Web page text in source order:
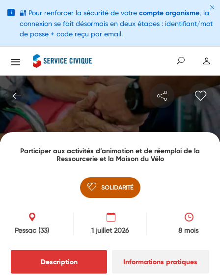
Participer aux activités d’animation et de réemploi de la
Ressourcerie et la Maison du Vélo
SOLIDARITÉ
Pessac (33) 1 juillet 2026 8 mois
Description Informations pratiques
i 🔐 Pour renforcer la sécurité de votre compte organisme, la
connexion se fait désormais en deux étapes : identifiant/mot
de passe + code reçu par email.